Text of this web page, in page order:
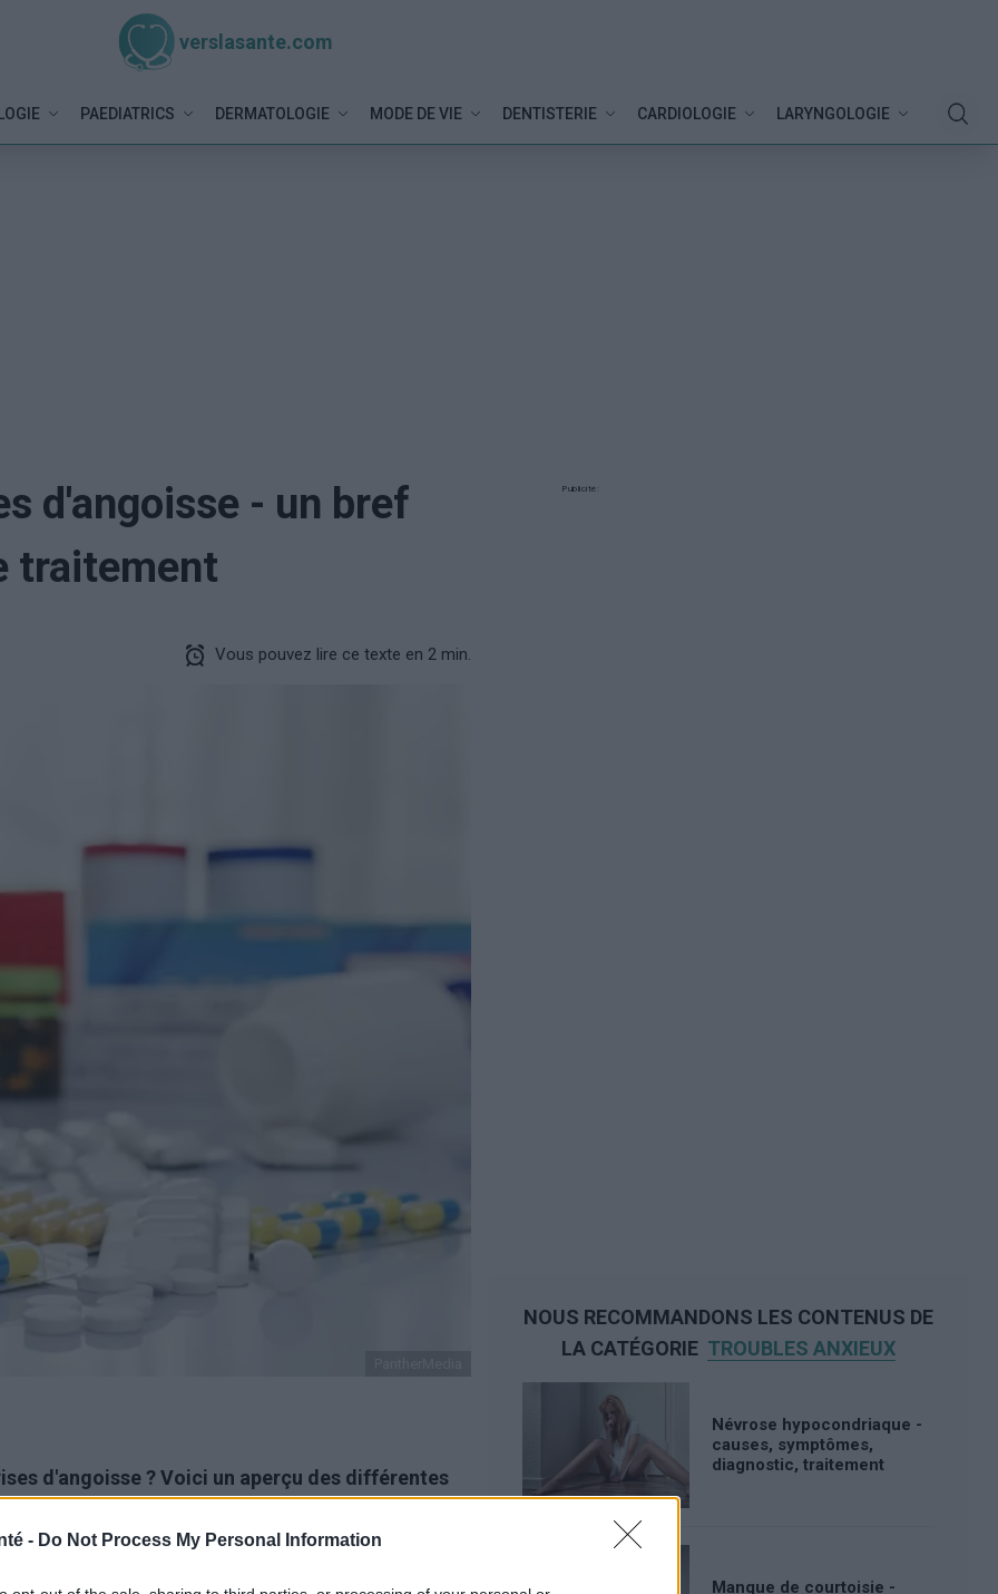
- Do Not Process My Personal Information
verslasante.com
PAEDIATRICS DERMATOLOGIE MODE DE VIE DENTISTERIE CARDIOLOGIE LARYNGOLOGIE
d'angoisse - un bref
traitement
Vous pouvez lire ce texte en 2 min.
d'angoisse ? Voici un aperçu des différentes
Publicité:
NOUS RECOMMANDONS LES CONTENUS DE
LA CATÉGORIE TROUBLES ANXIEUX
Névrose hypocondriaque -
causes, symptômes,
diagnostic, traitement
Manque de courtoisie -